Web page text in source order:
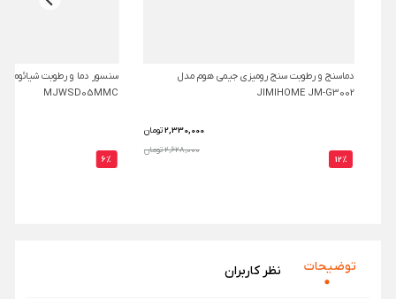
دماسنج و رطوبت سنج رومیزی جیمی هوم مدل
JIMIHOME JM-G3002
2,330,000تومان
2,628,000 تومان
12%
MJWSD05MMC
6%
توضیحات نظر‌ کاربران